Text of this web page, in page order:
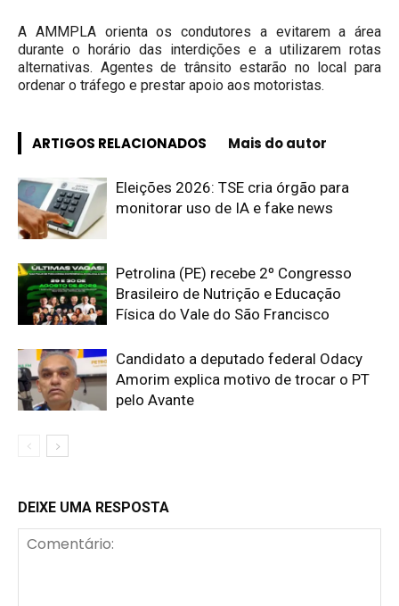
A AMMPLA orienta os condutores a evitarem a área
durante o horário das interdições e a utilizarem rotas
alternativas. Agentes de trânsito estarão no local para
ordenar o tráfego e prestar apoio aos motoristas.
ARTIGOS RELACIONADOS Mais do autor
Eleições 2026: TSE cria órgão para
monitorar uso de IA e fake news
Petrolina (PE) recebe 2º Congresso
Brasileiro de Nutrição e Educação
Física do Vale do São Francisco
Candidato a deputado federal Odacy
Amorim explica motivo de trocar o PT
pelo Avante
DEIXE UMA RESPOSTA